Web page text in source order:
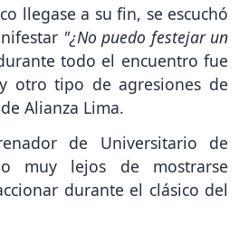
llegase a su fin, se escuchó
"¿No puedo festejar un
todo el encuentro fue
otro tipo de agresiones de
Alianza Lima.
de Universitario de
muy lejos de mostrarse
durante el clásico del